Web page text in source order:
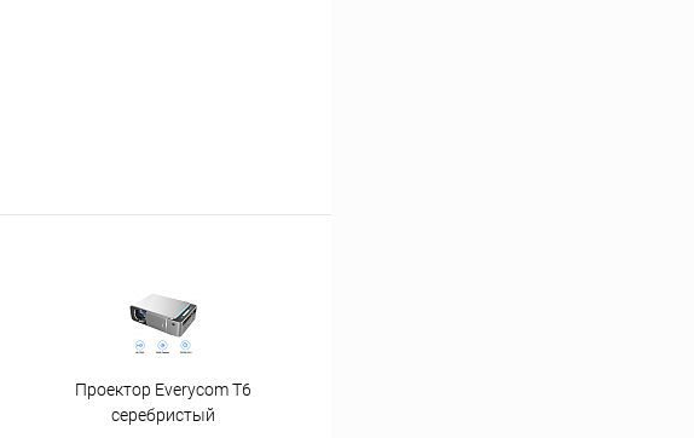
Проектор Everycom T6
серебристый